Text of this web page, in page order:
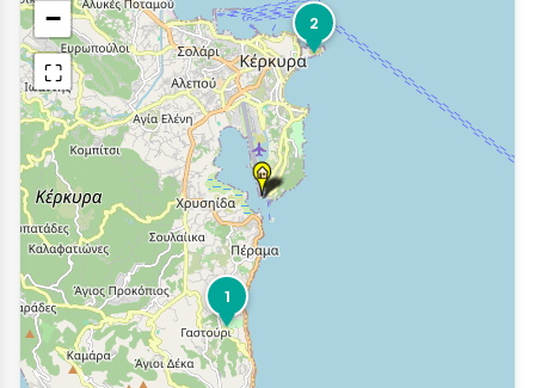
1
2
−
⛶